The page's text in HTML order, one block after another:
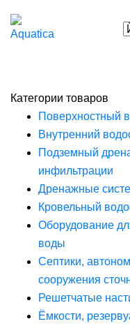
Категории товаров
Поверхностный
Внутренний
Подземный
инфильтрации
Дренажные
Кровельный
Оборудование
воды
Септики,
сооружения
Решетчатые
Ёмкости,